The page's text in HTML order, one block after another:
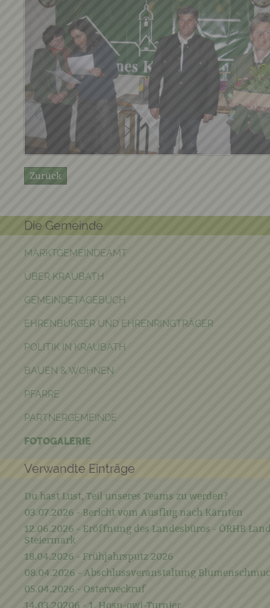
Zurück
Die Gemeinde
MARKTGEMEINDEAMT
ÜBER KRAUBATH
GEMEINDETAGEBUCH
EHRENBÜRGER UND EHRENRINGTRÄGER
POLITIK IN KRAUBATH
BAUEN & WOHNEN
PFARRE
PARTNERGEMEINDE
FOTOGALERIE
Verwandte Einträge
Du hast Lust, Teil unseres Teams zu werden?
03.07.2026 - Bericht vom Ausflug nach Kärnten
12.06.2026 - Eröffnung des Landesbüros - ÖRHB
Steiermark
18.04.2026 - Frühjahrsputz 2026
08.04.2026 - Abschlussveranstaltung
05.04.2026 - Osterweckruf
14.03.20206 - 1. Hosn-owi-Turnier